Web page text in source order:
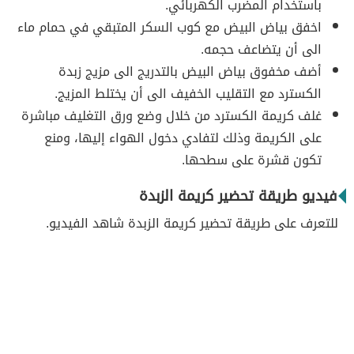
باستخدام المضرب الكهربائي.
اخفق بياض البيض مع كوب السكر المتبقي في حمام ماء
الى أن يتضاعف حجمه.
أضف مخفوق بياض البيض بالتدريج الى مزيج زبدة
الكسترد مع التقليب الخفيف الى أن يختلط المزيج.
غلف كريمة الكسترد من خلال وضع ورق التغليف مباشرة
على الكريمة وذلك لتفادي دخول الهواء إليها، ومنع
تكون قشرة على سطحها.
فيديو طريقة تحضير كريمة الزبدة
للتعرف على طريقة تحضير كريمة الزبدة شاهد الفيديو.